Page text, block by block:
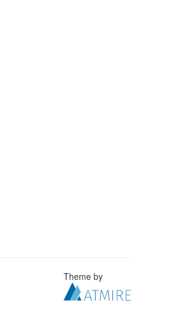
Theme by